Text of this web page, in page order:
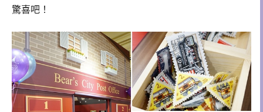
驚喜吧！